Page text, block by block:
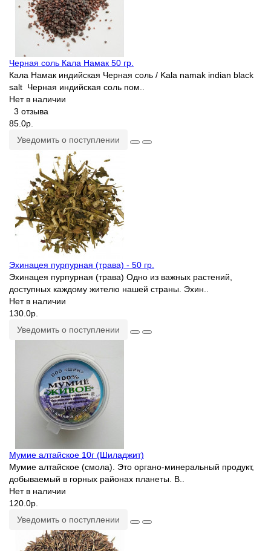
Черная соль Кала Намак 50 гр.
Кала Намак индийская Черная соль / Kala namak indian black
salt Черная индийская соль пом..
Нет в наличии
3 отзыва
85.0р.
Уведомить о поступлении
Эхинацея пурпурная (трава) - 50 гр.
Эхинацея пурпурная (трава) Одно из важных растений,
доступных каждому жителю нашей страны. Эхин..
Нет в наличии
130.0р.
Уведомить о поступлении
Мумие алтайское 10г (Шиладжит)
Мумие алтайское (смола). Это органо-минеральный продукт,
добываемый в горных районах планеты. В..
Нет в наличии
120.0р.
Уведомить о поступлении